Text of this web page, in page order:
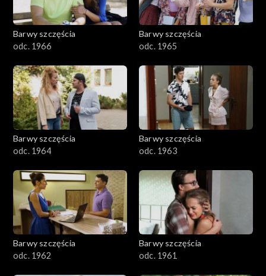
Barwy szczęścia
odc. 1966
Barwy szczęścia
odc. 1965
Barwy szczęścia
odc. 1964
Barwy szczęścia
odc. 1963
Barwy szczęścia
odc. 1962
Barwy szczęścia
odc. 1961